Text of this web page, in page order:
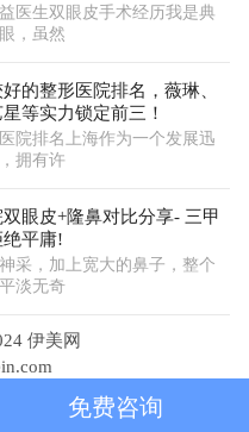
益医生双眼皮手术经历我是典
，虽然
好的整形医院排名，薇琳、
等实力锁定前三！
医院排名上海作为一个发展迅
拥有许
双眼皮+隆鼻对比分享- 三甲
绝平庸!
采，加上宽大的鼻子，整个
淡无奇
伊美网
免费咨询